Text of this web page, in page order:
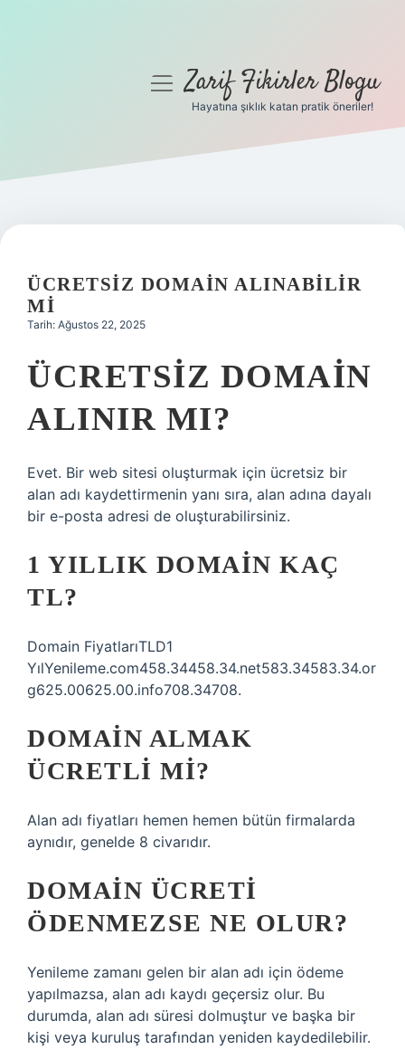
Gizlilik Politikası
Yasal Uyarı
menüyüZarif Fikirler Blogu
Hayatına şıklık katan pratik öneriler!
ÜCRETSIZ DOMAIN ALINABILIR
MI
Tarih: Ağustos 22, 2025
ÜCRETSIZ DOMAIN
ALINIR MI?
Evet. Bir web sitesi oluşturmak için ücretsiz bir
alan adı kaydettirmenin yanı sıra, alan adına dayalı
bir e-posta adresi de oluşturabilirsiniz.
1 YILLIK DOMAIN KAÇ
TL?
Domain FiyatlarıTLD1
YılYenileme.com458.34458.34.net583.34583.34.or
g625.00625.00.info708.34708.
DOMAIN ALMAK
ÜCRETLI MI?
Alan adı fiyatları hemen hemen bütün firmalarda
aynıdır, genelde 8 civarıdır.
DOMAIN ÜCRETI
ÖDENMEZSE NE OLUR?
Yenileme zamanı gelen bir alan adı için ödeme
yapılmazsa, alan adı kaydı geçersiz olur. Bu
durumda, alan adı süresi dolmuştur ve başka bir
kişi veya kuruluş tarafından yeniden kaydedilebilir.